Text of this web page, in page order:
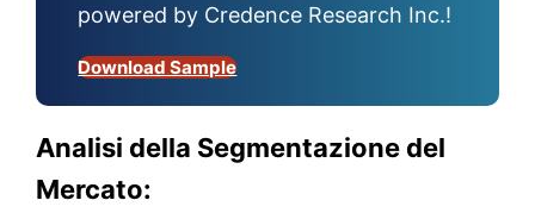
powered by Credence Research Inc.!
Download Sample
Analisi della Segmentazione del
Mercato: